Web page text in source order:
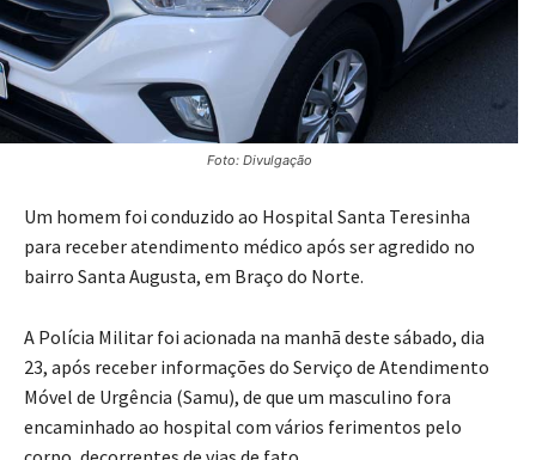
Foto: Divulgação
Um homem foi conduzido ao Hospital Santa Teresinha
para receber atendimento médico após ser agredido no
bairro Santa Augusta, em Braço do Norte.
A Polícia Militar foi acionada na manhã deste sábado, dia
23, após receber informações do Serviço de Atendimento
Móvel de Urgência (Samu), de que um masculino fora
encaminhado ao hospital com vários ferimentos pelo